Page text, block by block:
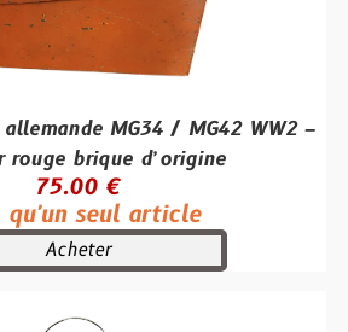
MG34 / MG42 WW2 –
rouge brique d’origine
75.00 €
qu'un seul article
Acheter